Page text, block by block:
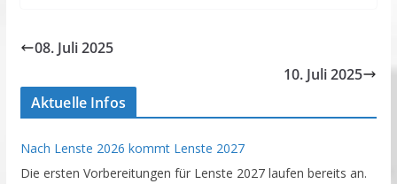
08. Juli 2025
10. Juli 2025
Aktuelle Infos
Nach Lenste 2026 kommt Lenste 2027
Die ersten Vorbereitungen für Lenste 2027 laufen bereits an.